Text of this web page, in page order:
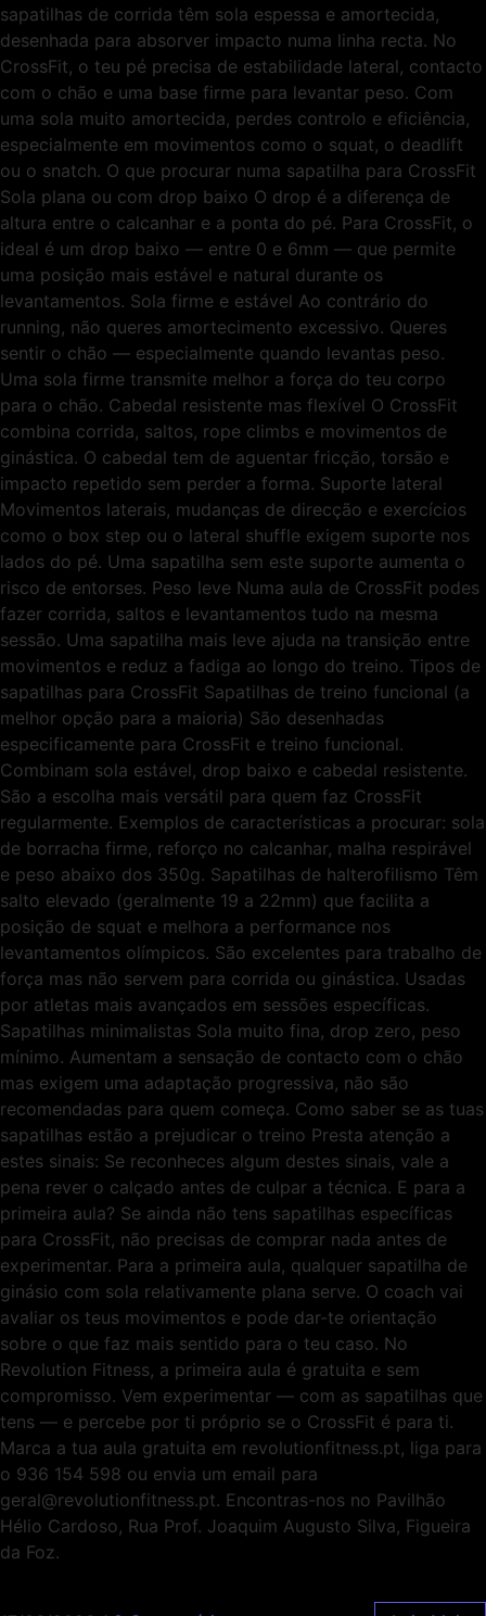
sapatilhas de corrida têm sola espessa e amortecida,
desenhada para absorver impacto numa linha recta. No
CrossFit, o teu pé precisa de estabilidade lateral, contacto
com o chão e uma base firme para levantar peso. Com
uma sola muito amortecida, perdes controlo e eficiência,
especialmente em movimentos como o squat, o deadlift
ou o snatch. O que procurar numa sapatilha para CrossFit
Sola plana ou com drop baixo O drop é a diferença de
altura entre o calcanhar e a ponta do pé. Para CrossFit, o
ideal é um drop baixo — entre 0 e 6mm — que permite
uma posição mais estável e natural durante os
levantamentos. Sola firme e estável Ao contrário do
running, não queres amortecimento excessivo. Queres
sentir o chão — especialmente quando levantas peso.
Uma sola firme transmite melhor a força do teu corpo
para o chão. Cabedal resistente mas flexível O CrossFit
combina corrida, saltos, rope climbs e movimentos de
ginástica. O cabedal tem de aguentar fricção, torsão e
impacto repetido sem perder a forma. Suporte lateral
Movimentos laterais, mudanças de direcção e exercícios
como o box step ou o lateral shuffle exigem suporte nos
lados do pé. Uma sapatilha sem este suporte aumenta o
risco de entorses. Peso leve Numa aula de CrossFit podes
fazer corrida, saltos e levantamentos tudo na mesma
sessão. Uma sapatilha mais leve ajuda na transição entre
movimentos e reduz a fadiga ao longo do treino. Tipos de
sapatilhas para CrossFit Sapatilhas de treino funcional (a
melhor opção para a maioria) São desenhadas
especificamente para CrossFit e treino funcional.
Combinam sola estável, drop baixo e cabedal resistente.
São a escolha mais versátil para quem faz CrossFit
regularmente. Exemplos de características a procurar: sola
de borracha firme, reforço no calcanhar, malha respirável
e peso abaixo dos 350g. Sapatilhas de halterofilismo Têm
salto elevado (geralmente 19 a 22mm) que facilita a
posição de squat e melhora a performance nos
levantamentos olímpicos. São excelentes para trabalho de
força mas não servem para corrida ou ginástica. Usadas
por atletas mais avançados em sessões específicas.
Sapatilhas minimalistas Sola muito fina, drop zero, peso
mínimo. Aumentam a sensação de contacto com o chão
mas exigem uma adaptação progressiva, não são
recomendadas para quem começa. Como saber se as tuas
sapatilhas estão a prejudicar o treino Presta atenção a
estes sinais: Se reconheces algum destes sinais, vale a
pena rever o calçado antes de culpar a técnica. E para a
primeira aula? Se ainda não tens sapatilhas específicas
para CrossFit, não precisas de comprar nada antes de
experimentar. Para a primeira aula, qualquer sapatilha de
ginásio com sola relativamente plana serve. O coach vai
avaliar os teus movimentos e pode dar-te orientação
sobre o que faz mais sentido para o teu caso. No
Revolution Fitness, a primeira aula é gratuita e sem
compromisso. Vem experimentar — com as sapatilhas que
tens — e percebe por ti próprio se o CrossFit é para ti.
Marca a tua aula gratuita em revolutionfitness.pt, liga para
o 936 154 598 ou envia um email para
geral@revolutionfitness.pt. Encontras-nos no Pavilhão
Hélio Cardoso, Rua Prof. Joaquim Augusto Silva, Figueira
da Foz.